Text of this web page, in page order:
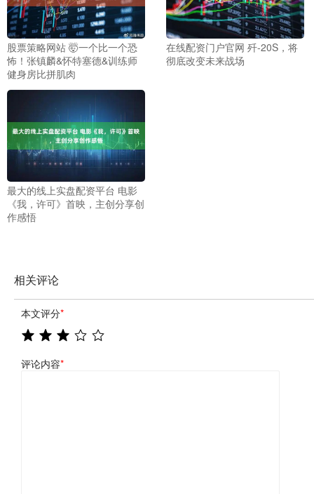
股票策略网站 🤯一个比一个恐
怖！张镇麟&怀特塞德&训练师
健身房比拼肌肉
在线配资门户官网 歼-20S，将
彻底改变未来战场
最大的线上实盘配资平台 电影
《我，许可》首映，主创分享创
作感悟
相关评论
本文评分*
评论内容*